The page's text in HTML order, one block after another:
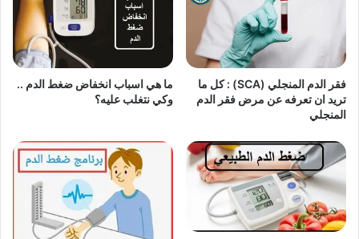
فقر الدم المنجلي (SCA) : كل ما
تريد ان تعرفه عن مرض فقر الدم
المنجلي
ما هي اسباب انخفاض ضغط الدم ..
وكي نتغلب عليه؟